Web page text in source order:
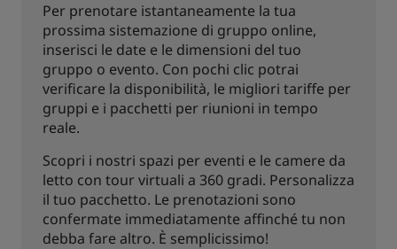
Per prenotare istantaneamente la tua
prossima sistemazione di gruppo online,
inserisci le date e le dimensioni del tuo
gruppo o evento. Con pochi clic potrai
verificare la disponibilità, le migliori tariffe per
gruppi e i pacchetti per riunioni in tempo
reale.
Scopri i nostri spazi per eventi e le camere da
letto con tour virtuali a 360 gradi. Personalizza
il tuo pacchetto. Le prenotazioni sono
confermate immediatamente affinché tu non
debba fare altro. È semplicissimo!